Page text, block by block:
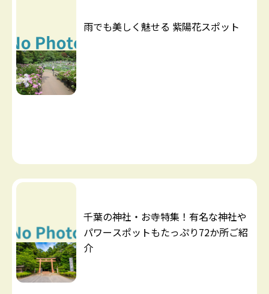
雨でも美しく魅せる 紫陽花スポット
千葉の神社・お寺特集！有名な神社や
パワースポットもたっぷり72か所ご紹
介